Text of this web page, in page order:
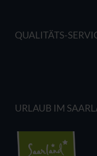
QUALITÄTS-
URLAUB IM